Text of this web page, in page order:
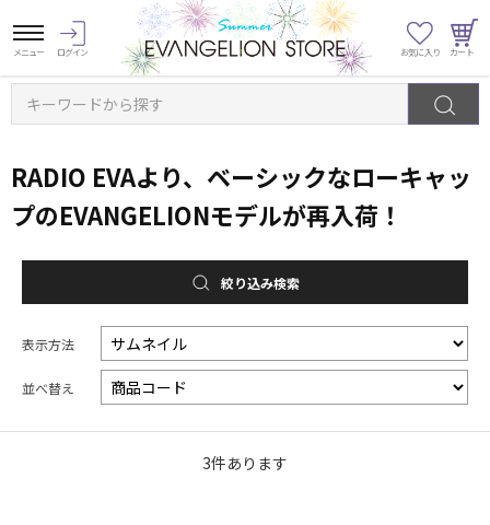
キーワードから探す
RADIO EVAより、ベーシックなローキャッ
プのEVANGELIONモデルが再入荷！
絞り込み検索
表示方法
並べ替え
3件あります